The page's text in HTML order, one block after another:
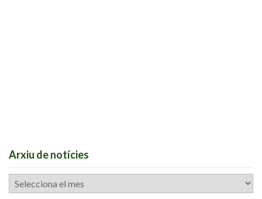
Arxiu de notícies
Arxiu
de